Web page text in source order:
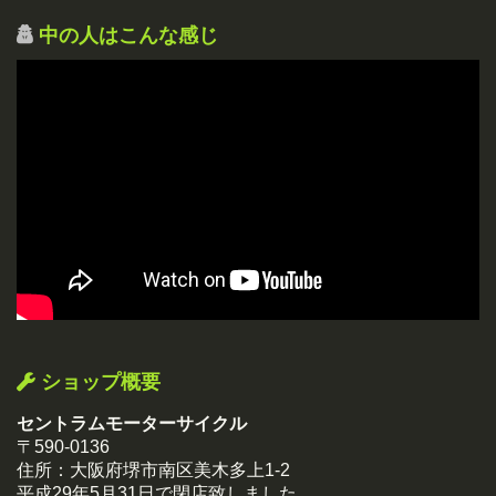
中の人はこんな感じ
ショップ概要
セントラムモーターサイクル
〒590-0136
住所：大阪府堺市南区美木多上1-2